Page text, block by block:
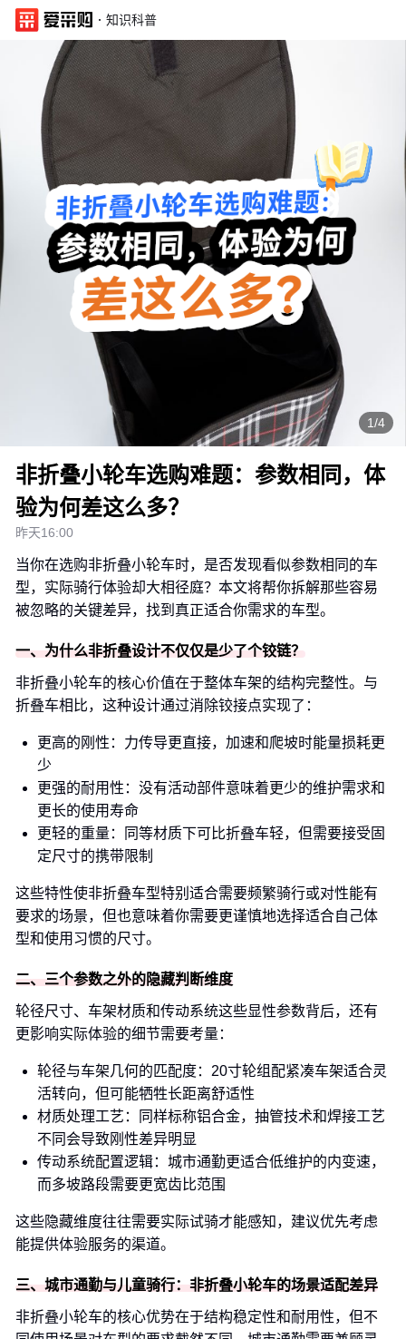
· 知识科普
1/4
非折叠小轮车选购难题：参数相同，体
验为何差这么多？
昨天16:00
当你在选购非折叠小轮车时，是否发现看似参数相同的车
型，实际骑行体验却大相径庭？本文将帮你拆解那些容易
被忽略的关键差异，找到真正适合你需求的车型。
一、为什么非折叠设计不仅仅是少了个铰链？
非折叠小轮车的核心价值在于整体车架的结构完整性。与
折叠车相比，这种设计通过消除铰接点实现了：
更高的刚性：力传导更直接，加速和爬坡时能量损耗更
少
更强的耐用性：没有活动部件意味着更少的维护需求和
更长的使用寿命
更轻的重量：同等材质下可比折叠车轻，但需要接受固
定尺寸的携带限制
这些特性使非折叠车型特别适合需要频繁骑行或对性能有
要求的场景，但也意味着你需要更谨慎地选择适合自己体
型和使用习惯的尺寸。
二、三个参数之外的隐藏判断维度
轮径尺寸、车架材质和传动系统这些显性参数背后，还有
更影响实际体验的细节需要考量：
轮径与车架几何的匹配度：20寸轮组配紧凑车架适合灵
活转向，但可能牺牲长距离舒适性
材质处理工艺：同样标称铝合金，抽管技术和焊接工艺
不同会导致刚性差异明显
传动系统配置逻辑：城市通勤更适合低维护的内变速，
而多坡路段需要更宽齿比范围
这些隐藏维度往往需要实际试骑才能感知，建议优先考虑
能提供体验服务的渠道。
三、城市通勤与儿童骑行：非折叠小轮车的场景适配差异
非折叠小轮车的核心优势在于结构稳定性和耐用性，但不